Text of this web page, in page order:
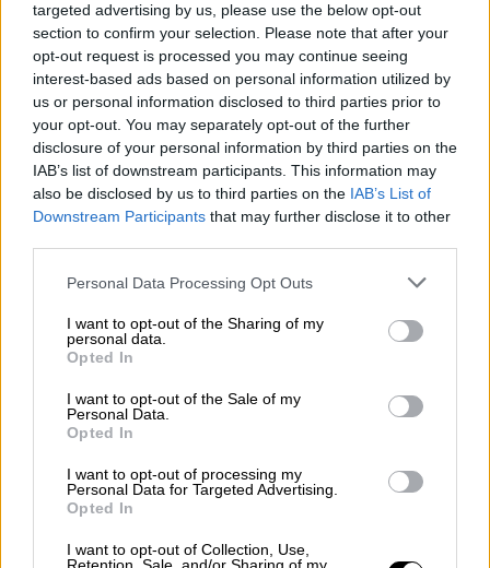
targeted advertising by us, please use the below opt-out
section to confirm your selection. Please note that after your
opt-out request is processed you may continue seeing
interest-based ads based on personal information utilized by
us or personal information disclosed to third parties prior to
your opt-out. You may separately opt-out of the further
disclosure of your personal information by third parties on the
IAB’s list of downstream participants. This information may
also be disclosed by us to third parties on the IAB’s List of
Downstream Participants that may further disclose it to other
Please note that this website/app uses one or more Google
not limited to your visit or usage behaviour. You may click to
grant or deny consent to Google and its third-party tags to
use your data for below specified purposes in below Google
consent section.
Personal Data Processing Opt Outs
I want to opt-out of the Sharing of my
personal data.
Opted In
I want to opt-out of the Sale of my
Personal Data.
Opted In
I want to opt-out of processing my
Personal Data for Targeted Advertising.
Opted In
I want to opt-out of Collection, Use,
Από τα πρώτα κιόλας δευτερόλεπτα, η
φινλανδική συμμετοχήκατάφερε να
καθηλώσει το κοινό μέσα στην αρένα της
Βιέννη, με τη σκηνική αισθητική να θυμίζει
νικητήρια εμφάνιση. Οι συνεχείς εναλλαγές
πλάνων, τα pyro effects και η ένταση του
κομματιού δημιούργησαν μία από τις πιο
δυνατές τηλεοπτικές στιγμές του φετινού
ημιτελικού.
Το μεγάλο ατού της συμμετοχής παραμένει
φυσικά η παρουσία της Linda Lampenius με
το βιολί, καθώς
σκηνής και αποθεώθηκε από το κοινό. Η
χημεία της με τον Pete Parkonnen φάνηκε να
θεωρείται πλέον από πολλούς το απόλυτο
φαβορί για τη νίκη.